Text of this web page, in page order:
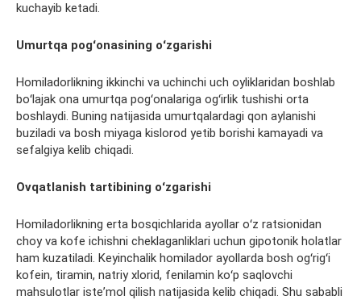
kuchayib ketadi.
Umurtqa pogʻonasining oʻzgarishi
Homiladorlikning ikkinchi va uchinchi uch oyliklaridan boshlab
boʻlajak ona umurtqa pogʻonalariga ogʻirlik tushishi orta
boshlaydi. Buning natijasida umurtqalardagi qon aylanishi
buziladi va bosh miyaga kislorod yetib borishi kamayadi va
sefalgiya kelib chiqadi.
Ovqatlanish tartibining oʻzgarishi
Homiladorlikning erta bosqichlarida ayollar oʻz ratsionidan
choy va kofe ichishni cheklaganliklari uchun gipotonik holatlar
ham kuzatiladi. Keyinchalik homilador ayollarda bosh ogʻrigʻi
kofein, tiramin, natriy xlorid, fenilamin koʻp saqlovchi
mahsulotlar isteʼmol qilish natijasida kelib chiqadi. Shu sababli